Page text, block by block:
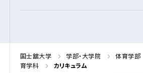
国士舘大学 学部・大学院 体育学部
育学科
カリキュラム